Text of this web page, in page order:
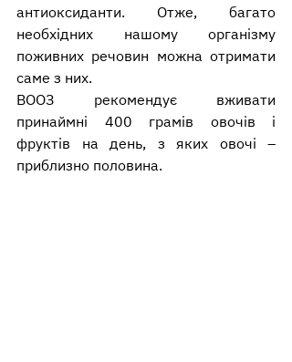
антиоксиданти. Отже, багато
необхідних нашому організму
поживних речовин можна отримати
саме з них.
ВООЗ рекомендує вживати
принаймні 400 грамів овочів і
фруктів на день, з яких овочі –
приблизно половина.